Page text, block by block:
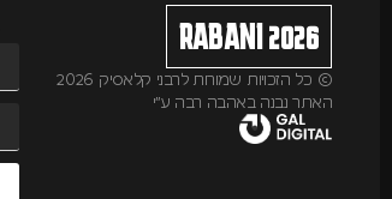
RABANI 2026
© כל הזכויות שמורות לרבני קלאסיק 2026
האתר נבנה באהבה רבה ע״י